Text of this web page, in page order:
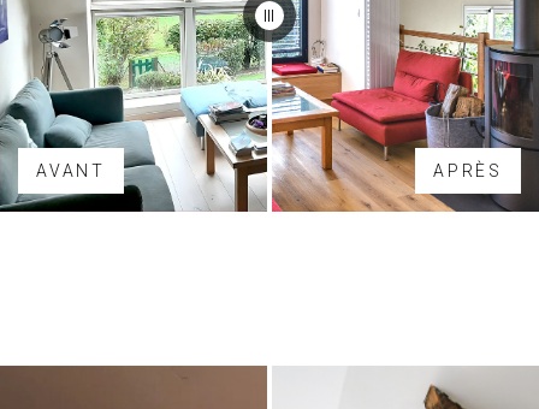
AVANT APRÈS